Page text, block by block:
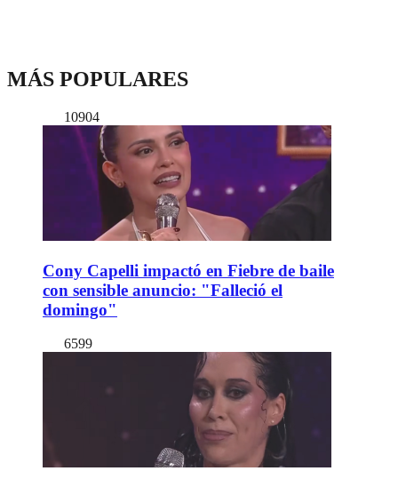
MÁS POPULARES
10904
Cony Capelli impactó en Fiebre de baile
con sensible anuncio: "Falleció el
domingo"
6599